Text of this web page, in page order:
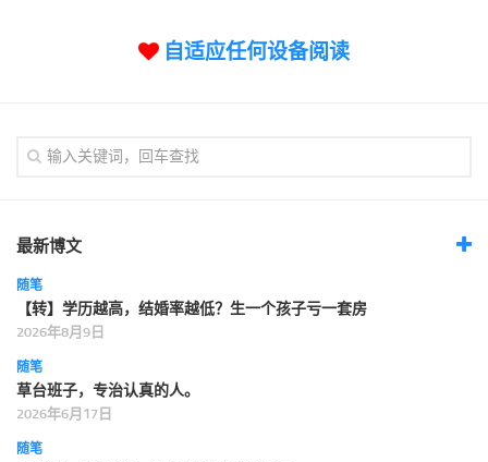
自适应任何设备阅读
最新博文
随笔
【转】学历越高，结婚率越低？生一个孩子亏一套房
2026年8月9日
随笔
草台班子，专治认真的人。
2026年6月17日
随笔